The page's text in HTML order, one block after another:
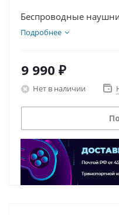
Беспроводные
Подробнее
9 990 ₽
Нет в наличии